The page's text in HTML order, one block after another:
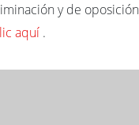
y de
aquí .